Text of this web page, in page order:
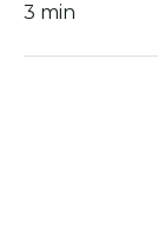
3 min